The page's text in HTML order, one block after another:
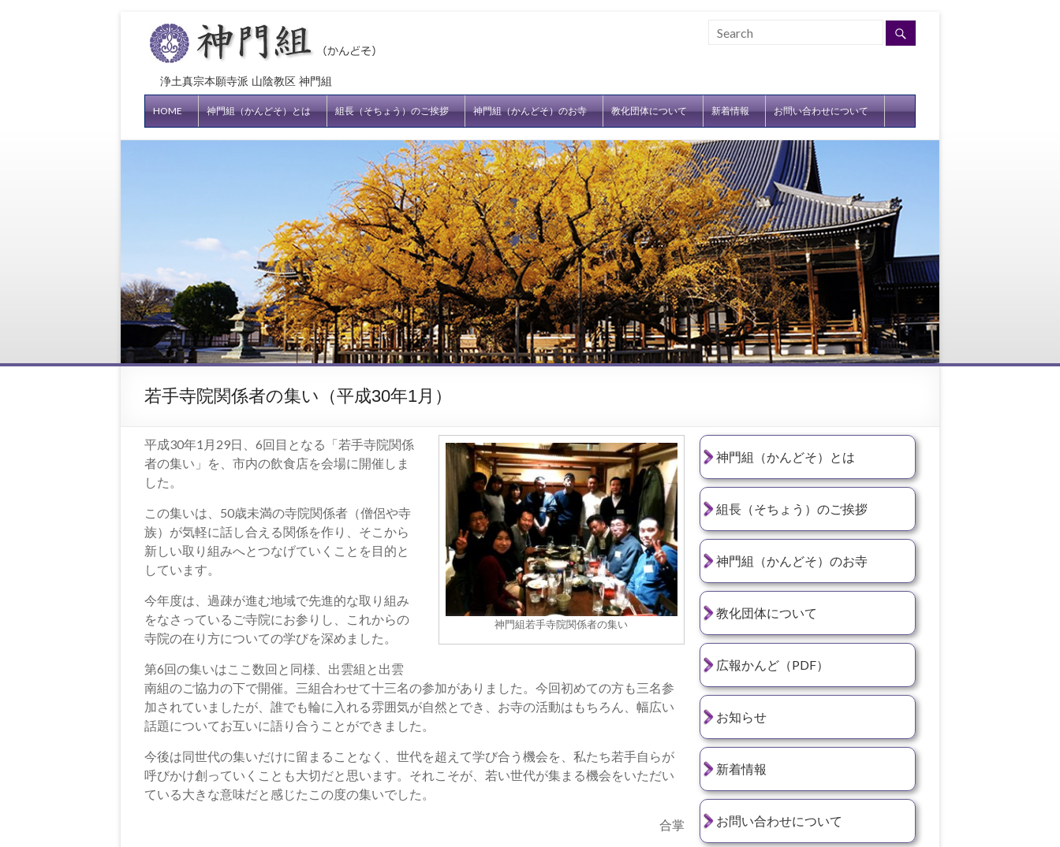
浄土真宗本願寺派 山陰教区 神門組
HOME 神門組（かんどそ）とは 組長（そちょう）のご挨拶 神門組（かんどそ）のお寺 教化団体について 新着情報 お問い合わせについて
若手寺院関係者の集い（平成30年1月）
神門組若手寺院関係者の集い
平成30年1月29日、6回目となる「若手寺院関係
者の集い」を、市内の飲食店を会場に開催しま
した。
この集いは、50歳未満の寺院関係者（僧侶や寺
族）が気軽に話し合える関係を作り、そこから
新しい取り組みへとつなげていくことを目的と
しています。
今年度は、過疎が進む地域で先進的な取り組み
をなさっているご寺院にお参りし、これからの
寺院の在り方についての学びを深めました。
第6回の集いはここ数回と同様、出雲組と出雲
南組のご協力の下で開催。三組合わせて十三名の参加がありました。今回初めての方も三名参
加されていましたが、誰でも輪に入れる雰囲気が自然とでき、お寺の活動はもちろん、幅広い
話題についてお互いに語り合うことができました。
今後は同世代の集いだけに留まることなく、世代を超えて学び合う機会を、私たち若手自らが
呼びかけ創っていくことも大切だと思います。それこそが、若い世代が集まる機会をいただい
ている大きな意味だと感じたこの度の集いでした。
合掌
神門組（かんどそ）とは
組長（そちょう）のご挨拶
神門組（かんどそ）のお寺
教化団体について
広報かんど（PDF）
お知らせ
新着情報
お問い合わせについて